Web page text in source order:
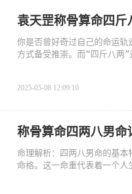
袁天罡称骨算命四
你是否曾好奇过自己的命运
方式备受推崇。而“四斤八两
2025-05-08 12:09:10
称骨算命四两八男
命理解析：四两八男命的基
命格。这一命重代表着一个